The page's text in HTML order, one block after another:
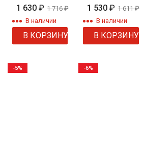
с камнем 1 2 1
2
1 630 ₽ 1 716₽
В наличии
В КОРЗИНУ
1 530₽ 1 611₽
В наличии
В КОРЗИНУ
-5% -6%